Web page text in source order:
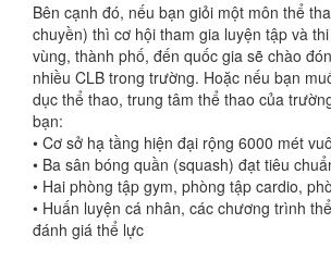
Bên cạnh đó, nếu bạn giỏi một môn thể
chuyền) thì cơ hội tham gia luyện tập và
vùng, thành phố, đến quốc gia sẽ chào
nhiều CLB trong trường. Hoặc nếu bạn
dục thể thao, trung tâm thể thao của
bạn:
• Cơ sở hạ tầng hiện đại rộng 6000 mét
• Ba sân bóng quần (squash) đạt tiêu
• Hai phòng tập gym, phòng tập cardio,
• Huấn luyện cá nhân, các chương trình
đánh giá thể lực